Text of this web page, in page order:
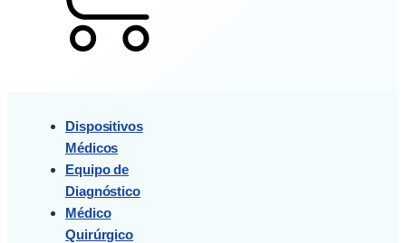
Dispositivos
Médicos
Equipo de
Diagnóstico
Médico
Quirúrgico